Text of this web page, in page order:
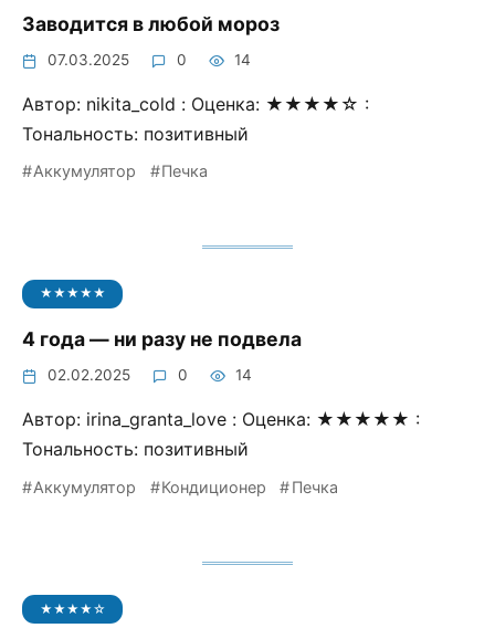
Заводится в любой мороз
07.03.2025 0 14
Автор: nikita_cold : Оценка: ★★★★☆ :
Тональность: позитивный
Аккумулятор Печка
★★★★★
4 года — ни разу не подвела
02.02.2025 0 14
Автор: irina_granta_love : Оценка: ★★★★★ :
Тональность: позитивный
Аккумулятор Кондиционер Печка
★★★★☆